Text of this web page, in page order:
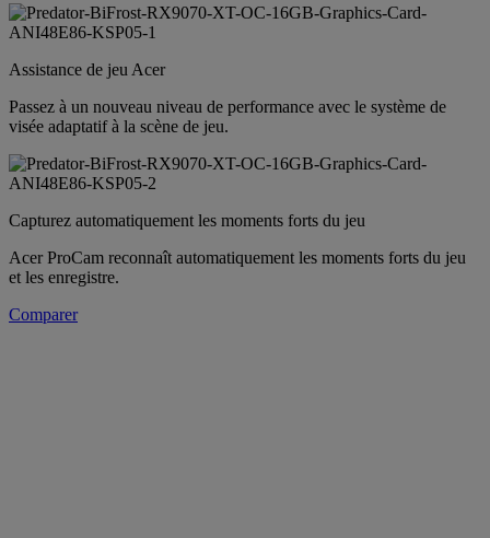
Assistance de jeu Acer
Passez à un nouveau niveau de performance avec le système de
visée adaptatif à la scène de jeu.
Capturez automatiquement les moments forts du jeu
Acer ProCam reconnaît automatiquement les moments forts du jeu
et les enregistre.
Comparer